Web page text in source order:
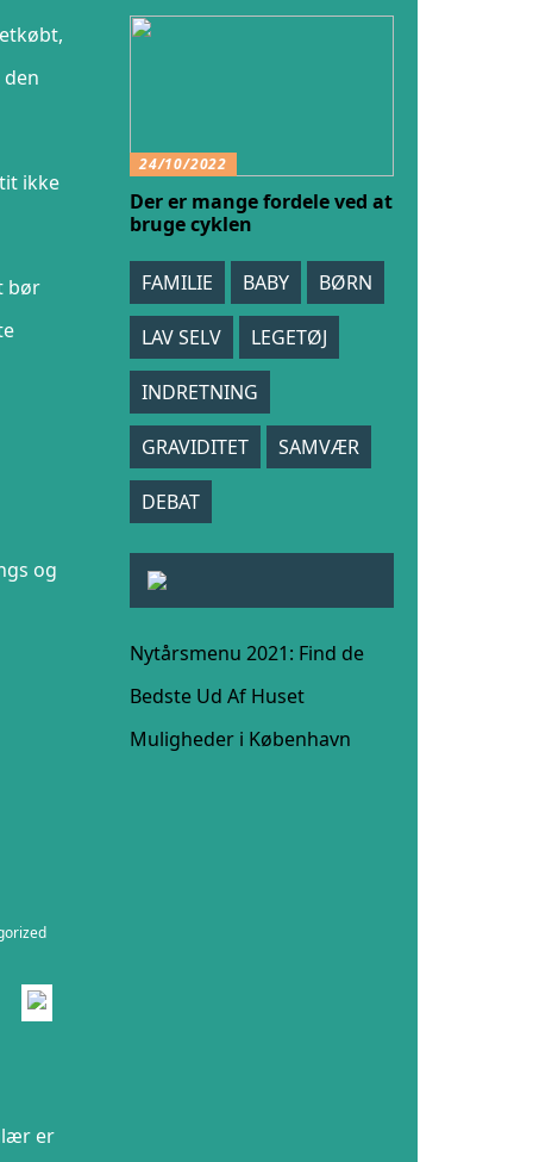
ikke
bør
og
er
24/10/2022
Der er mange fordele ved at
bruge cyklen
FAMILIE BABY BØRN
LAV SELV LEGETØJ
INDRETNING
GRAVIDITET SAMVÆR
DEBAT
Nytårsmenu 2021: Find de
Bedste Ud Af Huset
Muligheder i København